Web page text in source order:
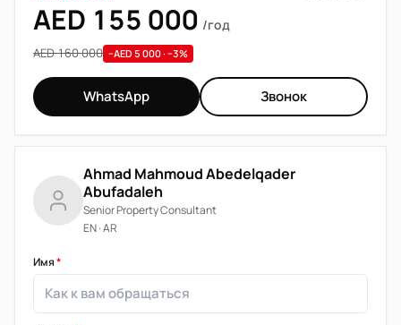
AED 155 000 /год
AED 160 000 −AED 5 000 · −3%
WhatsApp Звонок
Ahmad Mahmoud Abedelqader
Abufadaleh
Senior Property Consultant
EN · AR
Имя*